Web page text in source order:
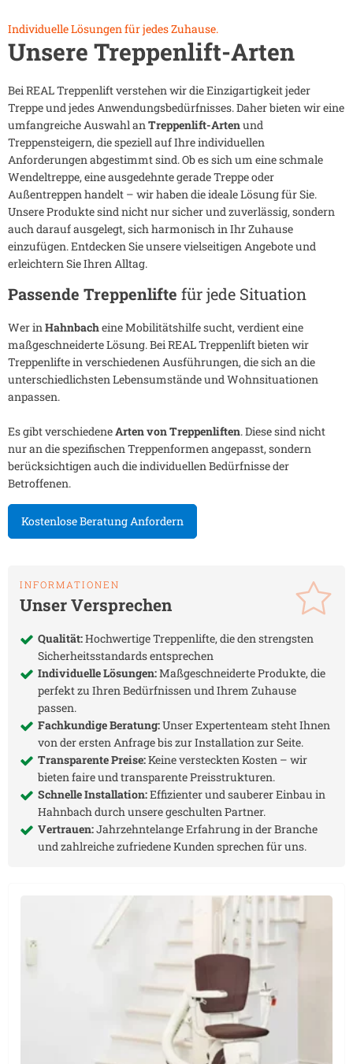
Individuelle Lösungen für jedes Zuhause.
Unsere Treppenlift-Arten
Bei REAL Treppenlift verstehen wir die Einzigartigkeit jeder
Treppe und jedes Anwendungsbedürfnisses. Daher bieten wir eine
umfangreiche Auswahl anTreppenlift-Artenund
Treppensteigern, die speziell auf Ihre individuellen
Anforderungen abgestimmt sind. Ob es sich um eine schmale
Wendeltreppe, eine ausgedehnte gerade Treppe oder
Außentreppen handelt – wir haben die ideale Lösung für Sie.
Unsere Produkte sind nicht nur sicher und zuverlässig, sondern
auch darauf ausgelegt, sich harmonisch in Ihr Zuhause
einzufügen. Entdecken Sie unsere vielseitigen Angebote und
erleichtern Sie Ihren Alltag.
Passende Treppenlifte für jede Situation
Wer inHahnbacheine Mobilitätshilfe sucht, verdient eine
maßgeschneiderte Lösung. Bei REAL Treppenlift bieten wir
Treppenlifte in verschiedenen Ausführungen, die sich an die
unterschiedlichsten Lebensumstände und Wohnsituationen
anpassen.
Es gibt verschiedeneArten von Treppenliften. Diese sind nicht
nur an die spezifischen Treppenformen angepasst, sondern
berücksichtigen auch die individuellen Bedürfnisse der
Betroffenen.
Kostenlose Beratung Anfordern
INFORMATIONEN
Unser Versprechen
Qualität:Hochwertige Treppenlifte, die den strengsten
Sicherheitsstandards entsprechen
Individuelle Lösungen:Maßgeschneiderte Produkte, die
perfekt zu Ihren Bedürfnissen und Ihrem Zuhause
passen.
Fachkundige Beratung:Unser Expertenteam steht Ihnen
von der ersten Anfrage bis zur Installation zur Seite.
Transparente Preise:Keine versteckten Kosten – wir
bieten faire und transparente Preisstrukturen.
Schnelle Installation:Effizienter und sauberer Einbau in
Hahnbachdurch unsere geschulten Partner.
Vertrauen:Jahrzehntelange Erfahrung in der Branche
und zahlreiche zufriedene Kunden sprechen für uns.